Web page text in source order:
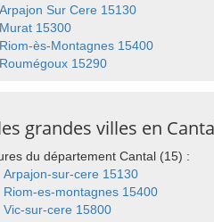
Arpajon Sur Cere 15130
Murat 15300
Riom-ès-Montagnes 15400
Roumégoux 15290
grandes villes en
du département Cantal (15) :
Arpajon-sur-cere 15130
Riom-es-montagnes 15400
Vic-sur-cere 15800